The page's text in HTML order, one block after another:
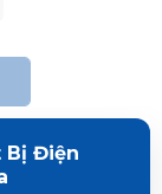
Bị Điện